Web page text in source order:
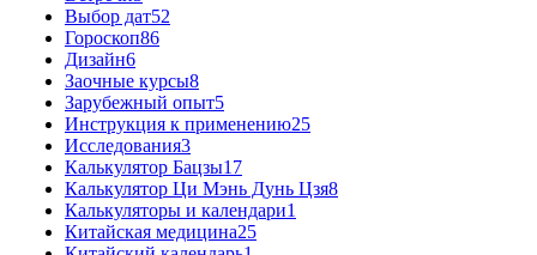
Выбор дат52
Гороскоп86
Дизайн6
Заочные курсы8
Зарубежный опыт5
Инструкция к применению25
Исследования3
Калькулятор Бацзы17
Калькулятор Ци Мэнь Дунь Цзя8
Калькуляторы и календари1
Китайская медицина25